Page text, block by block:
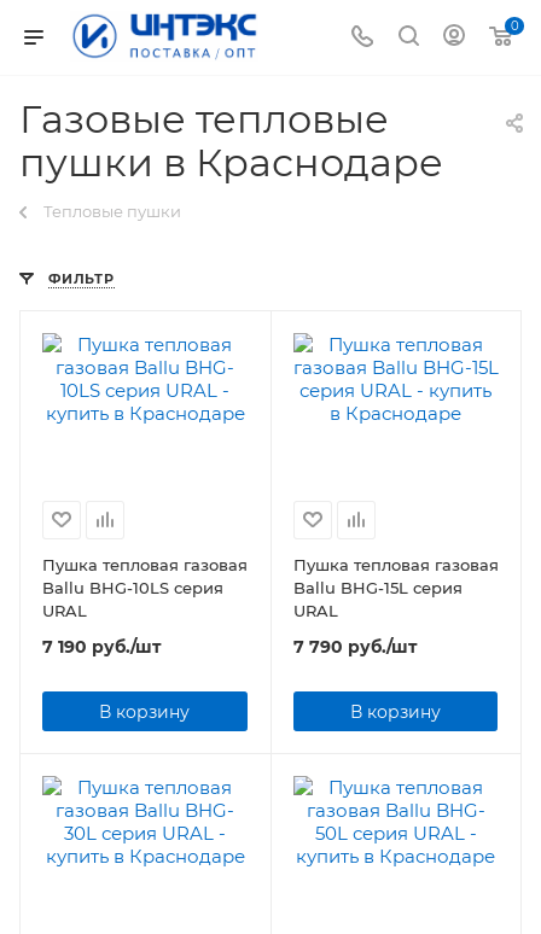
0
Газовые тепловые
пушки в Краснодаре
Тепловые пушки
ФИЛЬТР
Пушка тепловая газовая
Ballu BHG-10LS серия
URAL
7 190 руб./шт
В корзину
Пушка тепловая газовая
Ballu BHG-15L серия
URAL
7 790 руб./шт
В корзину